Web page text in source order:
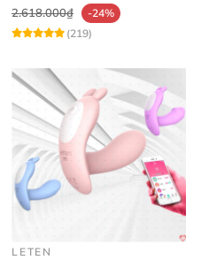
2.618.000₫
-24%
(219)
LETEN